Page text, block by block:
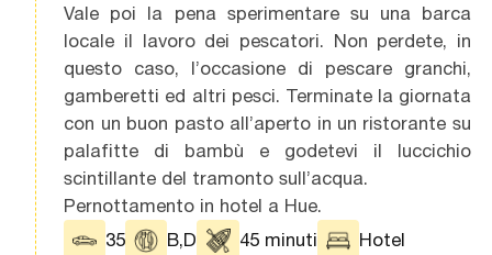
Vale poi la pena sperimentare su una barca
locale il lavoro dei pescatori. Non perdete, in
questo caso, l’occasione di pescare granchi,
gamberetti ed altri pesci. Terminate la giornata
con un buon pasto all’aperto in un ristorante su
palafitte di bambù e godetevi il luccichio
scintillante del tramonto sull’acqua.
Pernottamento in hotel a Hue.
35
B,D 45 minuti Hotel